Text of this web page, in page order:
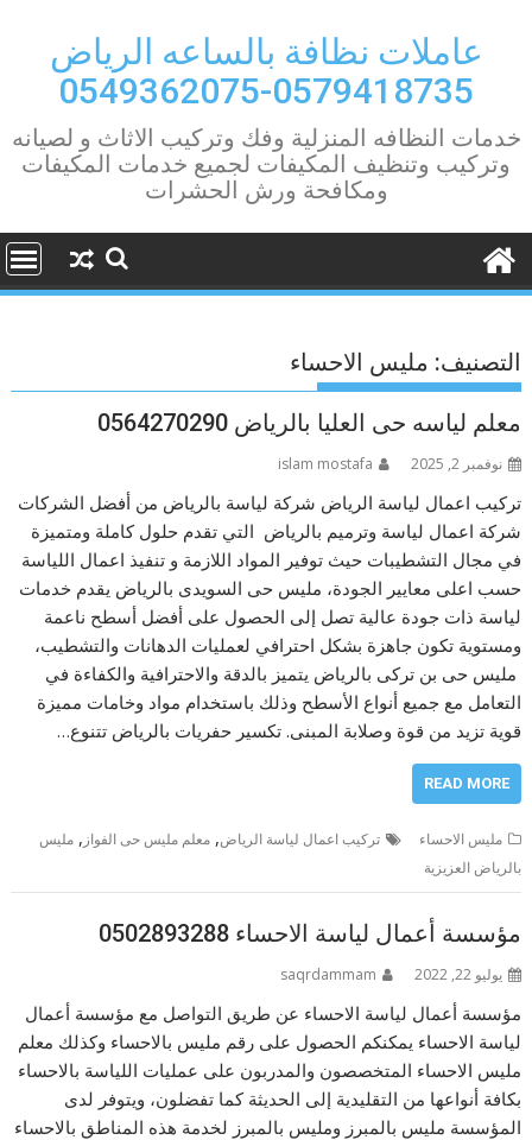
contentعاملات نظافة بالساعه الرياض
0579418735-0549362075
خدمات النظافه المنزلية وفك وتركيب الاثاث و لصيانه
وتركيب وتنظيف المكيفات لجميع خدمات المكيفات
ومكافحة ورش الحشرات
التصنيف: مليس الاحساء
معلم لياسه حى العليا بالرياض 0564270290
نوفمبر 2, 2025 islam mostafa
تركيب اعمال لياسة الرياض شركة لياسة بالرياض من أفضل الشركات
شركة اعمال لياسة وترميم بالرياض التي تقدم حلول كاملة ومتميزة
في مجال التشطيبات حيث توفير المواد اللازمة و تنفيذ اعمال اللياسة
حسب اعلى معايير الجودة، مليس حى السويدى بالرياض يقدم خدمات
لياسة ذات جودة عالية تصل إلى الحصول على أفضل أسطح ناعمة
ومستوية تكون جاهزة بشكل احترافي لعمليات الدهانات والتشطيب،
مليس حى بن تركى بالرياض يتميز بالدقة والاحترافية والكفاءة في
التعامل مع جميع أنواع الأسطح وذلك باستخدام مواد وخامات مميزة
قوية تزيد من قوة وصلابة المبنى. تكسير حفريات بالرياض تتنوع…
READ MORE
مليس الاحساء تركيب اعمال لياسة الرياض,معلم مليس حى الفواز ,مليس
بالرياض العزيزية
مؤسسة أعمال لياسة الاحساء 0502893288
يوليو 22, 2022 saqrdammam
مؤسسة أعمال لياسة الاحساء عن طريق التواصل مع مؤسسة أعمال
لياسة الاحساء يمكنكم الحصول على رقم مليس بالاحساء وكذلك معلم
مليس الاحساء المتخصصون والمدربون على عمليات اللياسة بالاحساء
بكافة أنواعها من التقليدية إلى الحديثة كما تفضلون، ويتوفر لدى
المؤسسة مليس بالمبرز ومليس بالمبرز لخدمة هذه المناطق بالاحساء